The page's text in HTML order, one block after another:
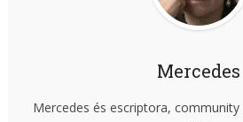
Mercedes
Mercedes és escriptora,